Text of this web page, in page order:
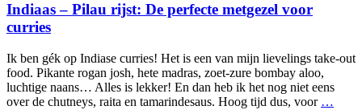
Indiaas – Pilau rijst: De perfecte metgezel voor
curries
Ik ben gék op Indiase curries! Het is een van mijn lievelings take-out
food. Pikante rogan josh, hete madras, zoet-zure bombay aloo,
luchtige naans… Alles is lekker! En dan heb ik het nog niet eens
over de chutneys, raita en tamarindesaus. Hoog tijd dus, voor …